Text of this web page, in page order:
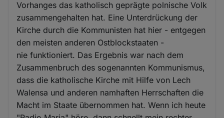
Vorhanges das katholisch geprägte polnische Volk
zusammengehalten hat. Eine Unterdrückung der
Kirche durch die Kommunisten hat hier - entgegen
den meisten anderen Ostblockstaaten -
nie funktioniert. Das Ergebnis war nach dem
Zusammenbruch des sogenannten Kommunismus,
dass die katholische Kirche mit Hilfe von Lech
Walensa und anderen namhaften Herrschaften die
Macht im Staate übernommen hat. Wenn ich heute